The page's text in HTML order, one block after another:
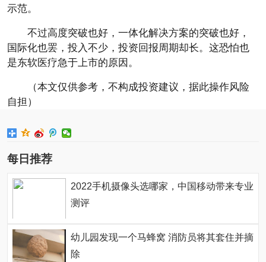
示范。
不过高度突破也好，一体化解决方案的突破也好，
国际化也罢，投入不少，投资回报周期却长。这恐怕也
是东软医疗急于上市的原因。
（本文仅供参考，不构成投资建议，据此操作风险
自担）
每日推荐
2022手机摄像头选哪家，中国移动带来专业
测评
幼儿园发现一个马蜂窝 消防员将其套住并摘
除